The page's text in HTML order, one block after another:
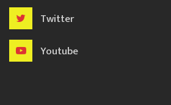
Twitter
Youtube